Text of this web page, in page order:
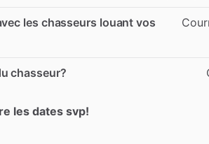
les chasseurs louant vos
chasseur?
les dates svp!